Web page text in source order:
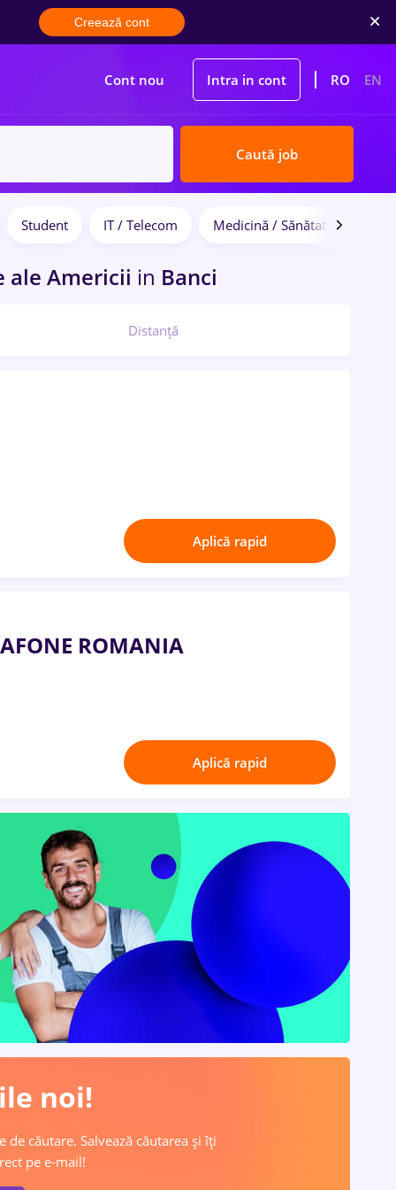
Creează cont
Cont nou Intra in cont RO EN
Caută job
Student IT / Telecom Medicină / Sănătate
ale Americii in Banci
Distanță
Aplică rapid
ROMANIA
Aplică rapid
noi!
căutare. Salvează căutarea și îți
pe e-mail!